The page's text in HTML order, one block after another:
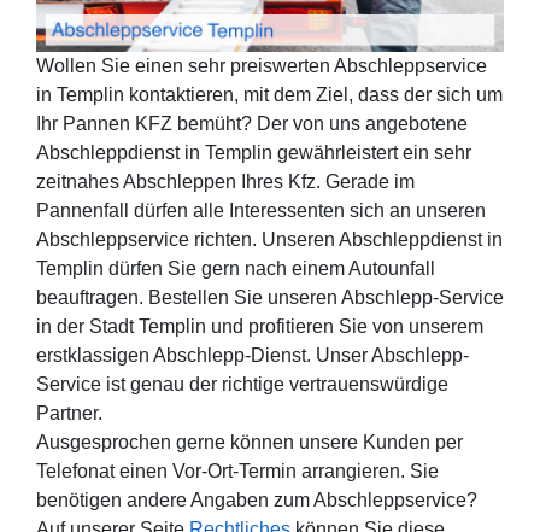
Wollen Sie einen sehr preiswerten Abschleppservice
in Templin kontaktieren, mit dem Ziel, dass der sich um
Ihr Pannen KFZ bemüht? Der von uns angebotene
Abschleppdienst in Templin gewährleistert ein sehr
zeitnahes Abschleppen Ihres Kfz. Gerade im
Pannenfall dürfen alle Interessenten sich an unseren
Abschleppservice richten. Unseren Abschleppdienst in
Templin dürfen Sie gern nach einem Autounfall
beauftragen. Bestellen Sie unseren Abschlepp-Service
in der Stadt Templin und profitieren Sie von unserem
erstklassigen Abschlepp-Dienst. Unser Abschlepp-
Service ist genau der richtige vertrauenswürdige
Partner.
Ausgesprochen gerne können unsere Kunden per
Telefonat einen Vor-Ort-Termin arrangieren. Sie
benötigen andere Angaben zum Abschleppservice?